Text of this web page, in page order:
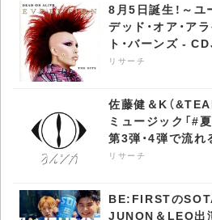
8月5日誕生！～
デッド・オア・ア
ト・バーンズ -
リサーチ
佐藤健＆K（
ミュージック「#
第3弾・4弾で流
リサーチ
リサーチ
BE:FIRSTの
JUNON＆LEO出